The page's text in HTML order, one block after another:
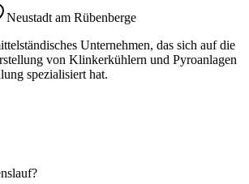
Neustadt am Rübenberge
Unternehmen, das sich auf die
von Klinkerkühlern und Pyroanlagen
spezialisiert hat.